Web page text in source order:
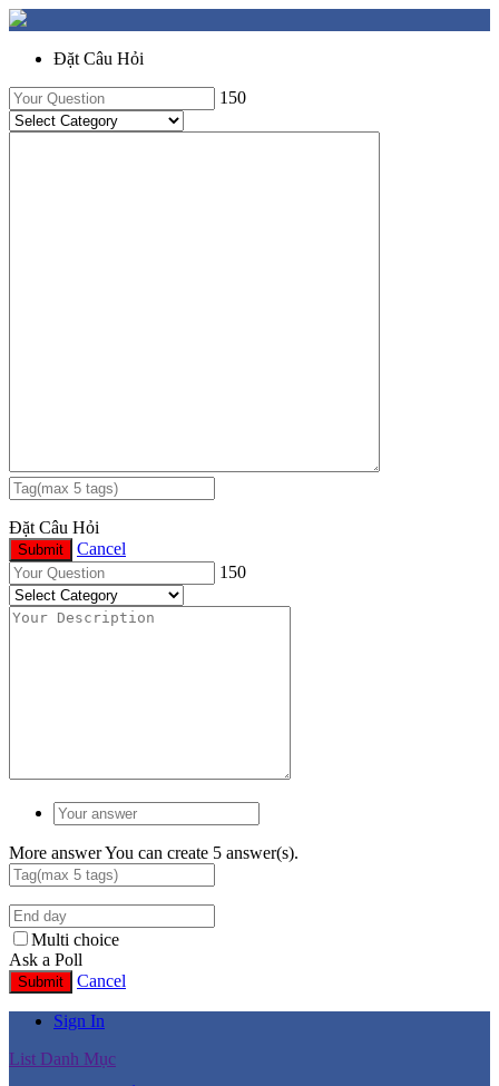
Đặt Câu Hỏi
150
Đặt Câu Hỏi
Submit
Cancel
150
More answerYou can create 5 answer(s).
Multi choice
Ask a Poll
Submit Cancel
Sign In
List Danh Mục